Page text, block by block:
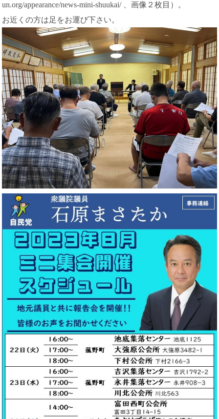
un.org/appearance/news-mini-shuukai/ 、画像２枚目）。
お近くの方は足をお運び下さい。